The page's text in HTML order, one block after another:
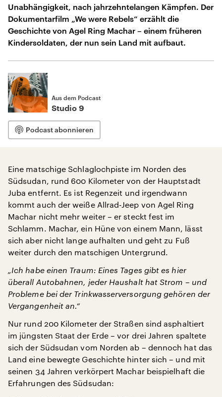
Unabhängigkeit, nach jahrzehntelangen Kämpfen. Der
Dokumentarfilm „We were Rebels“ erzählt die
Geschichte von Agel Ring Machar – einem früheren
Kindersoldaten, der nun sein Land mit aufbaut.
Aus dem Podcast
Studio 9
Podcast abonnieren
Eine matschige Schlaglochpiste im Norden des
Südsudan, rund 600 Kilometer von der Hauptstadt
Juba entfernt. Es ist Regenzeit und irgendwann
kommt auch der weiße Allrad-Jeep von Agel Ring
Machar nicht mehr weiter – er steckt fest im
Schlamm. Machar, ein Hüne von einem Mann, lässt
sich aber nicht lange aufhalten und geht zu Fuß
weiter durch den matschigen Untergrund.
„Ich habe einen Traum: Eines Tages gibt es hier
überall Autobahnen, jeder Haushalt hat Strom – und
Probleme bei der Trinkwasserversorgung gehören der
Vergangenheit an.“
Nur rund 200 Kilometer der Straßen sind asphaltiert
im jüngsten Staat der Erde – vor drei Jahren spaltete
sich der Südsudan vom Norden ab – dennoch hat das
Land eine bewegte Geschichte hinter sich – und mit
seinen 34 Jahren verkörpert Machar beispielhaft die
Erfahrungen des Südsudan: